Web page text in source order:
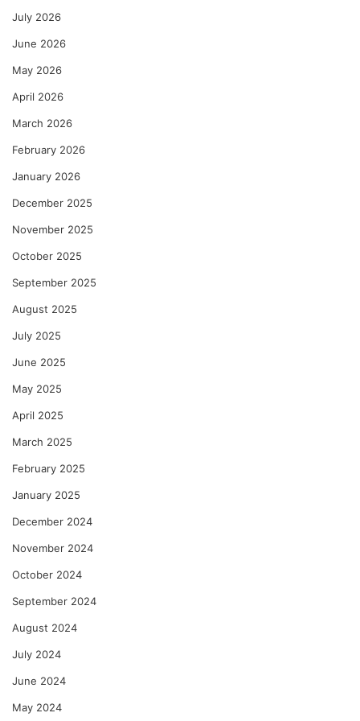
July 2026
June 2026
May 2026
April 2026
March 2026
February 2026
January 2026
December 2025
November 2025
October 2025
September 2025
August 2025
July 2025
June 2025
May 2025
April 2025
March 2025
February 2025
January 2025
December 2024
November 2024
October 2024
September 2024
August 2024
July 2024
June 2024
May 2024